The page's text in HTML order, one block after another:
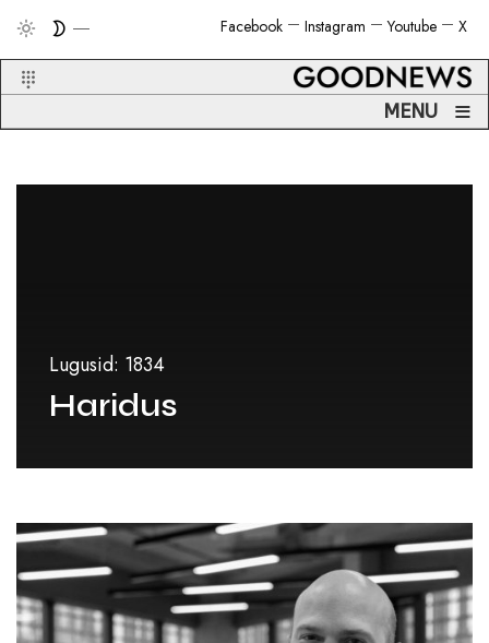
X
Youtube
Instagram
Facebook
MENU ≡
Lugusid: 1834
Haridus